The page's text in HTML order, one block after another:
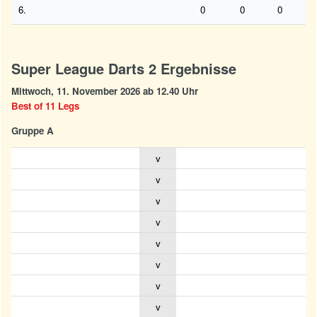
6. 0 0 0
Super League Darts 2 Ergebnisse
Mittwoch, 11. November 2026 ab 12.40 Uhr
Best of 11 Legs
Gruppe A
v
v
v
v
v
v
v
v